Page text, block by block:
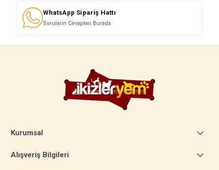
WhatsApp Sipariş Hattı
Soruların Cevapları Burada
Kurumsal
Alışveriş Bilgileri